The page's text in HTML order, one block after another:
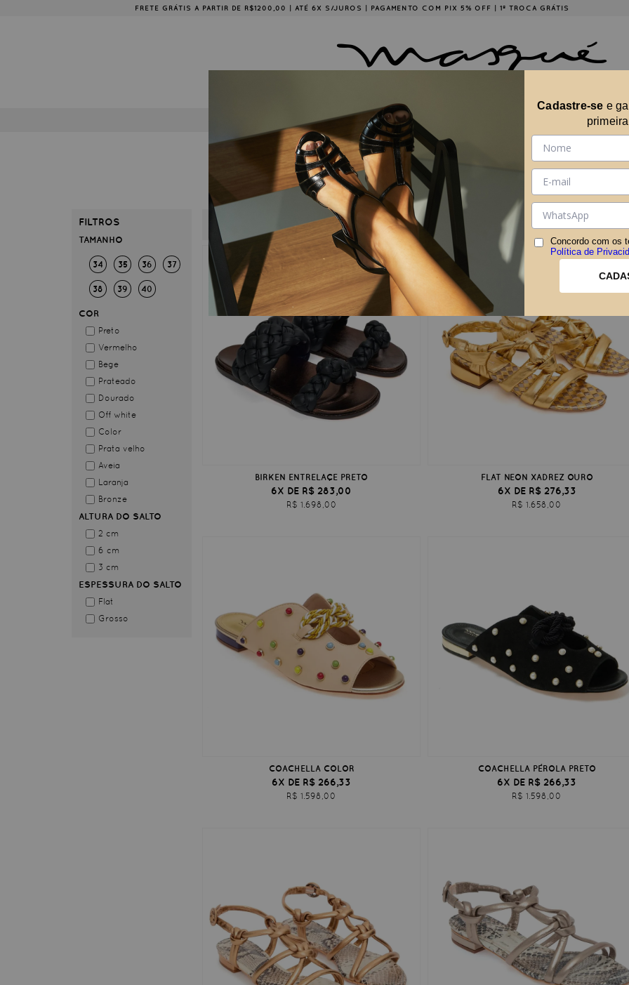
FRETE GRÁTIS A PARTIR DE R$1200,00 | ATÉ 6X S/JUROS | PAGAMENTO COM PIX 5% OFF | 1ª TROCA GRÁTIS
COLEÇÕES COLLABS
FILTROS
TAMANHO
34 35 36 37
38 39 40
COR
Preto
Vermelho
Bege
Prateado
Dourado
Off white
Color
Prata velho
Aveia
Laranja
Bronze
ALTURA DO SALTO
2 cm
6 cm
3 cm
ESPESSURA DO SALTO
Flat
Grosso
34 35 36 37 38 39 40
BIRKEN ENTRELAÇE PRETO
6X DE R$ 283,00
R$ 1.698,00
FLAT NEON XADREZ OURO
6X DE R$ 276,33
R$ 1.658,00
COACHELLA COLOR
6X DE R$ 266,33
R$ 1.598,00
COACHELLA PÉROLA PRETO
6X DE R$ 266,33
R$ 1.598,00
Cadastre-se e
Concordo com os
Política de